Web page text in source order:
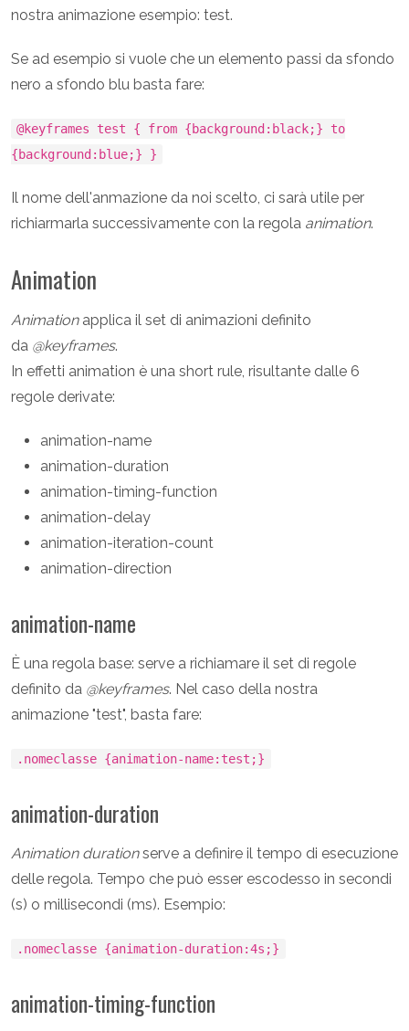
nostra animazione esempio: test.
Se ad esempio si vuole che un elemento passi da sfondo
nero a sfondo blu basta fare:
@keyframes test { from {background:black;} to
{background:blue;} }
Il nome dell'anmazione da noi scelto, ci sarà utile per
richiarmarla successivamente con la regola animation.
Animation
Animationapplica il set di animazioni definito
da @keyframes.
In effetti animation è una short rule, risultante dalle 6
regole derivate:
animation-name
animation-duration
animation-timing-function
animation-delay
animation-iteration-count
animation-direction
animation-name
È una regola base: serve a richiamare il set di regole
definito da @keyframes. Nel caso della nostra
animazione "test", basta fare:
.nomeclasse {animation-name:test;}
animation-duration
Animation durationserve a definire il tempo di esecuzione
delle regola. Tempo che può esser escodesso in secondi
(s) o millisecondi (ms). Esempio:
.nomeclasse {animation-duration:4s;}
animation-timing-function